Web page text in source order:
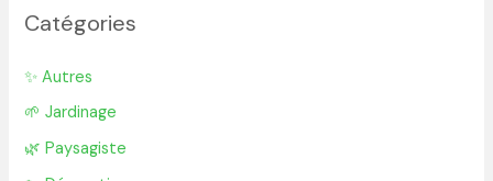
Catégories
✨ Autres
🌱 Jardinage
🌿 Paysagiste